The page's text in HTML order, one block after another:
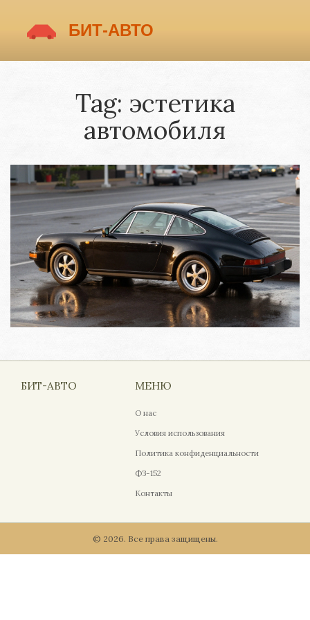
Tag: эстетика
автомобиля
БИТ-АВТО МЕНЮ
О нас
Условия использования
Политика конфиденциальности
ФЗ-152
Контакты
© 2026. Все права защищены.